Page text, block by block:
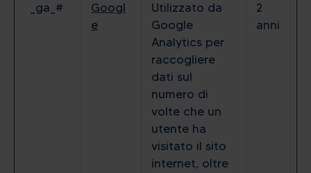
_ga_#
Googl
e
Utilizzato da
Google
Analytics per
raccogliere
dati sul
numero di
volte che un
utente ha
visitato il sito
internet, oltre
2
anni